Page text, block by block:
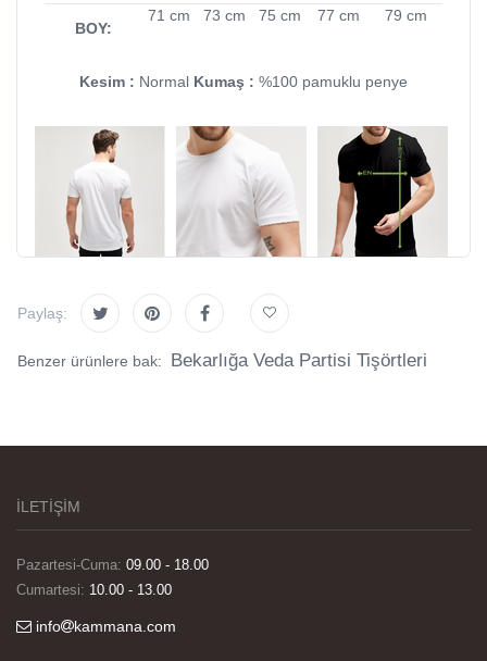
BOY:
71 cm 73 cm 75 cm 77 cm 79 cm
Kesim : Normal Kumaş : %100 pamuklu penye
Paylaş:
Benzer ürünlere bak: Bekarlığa Veda Partisi Tişörtleri
İLETİŞİM
Pazartesi-Cuma: 09.00 - 18.00
Cumartesi: 10.00 - 13.00
info kammana.com